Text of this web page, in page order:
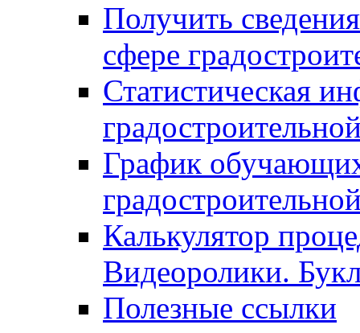
Получить
сфере
Статистическая
График
Калькулятор
Видеоролики.
Полезные ссылки